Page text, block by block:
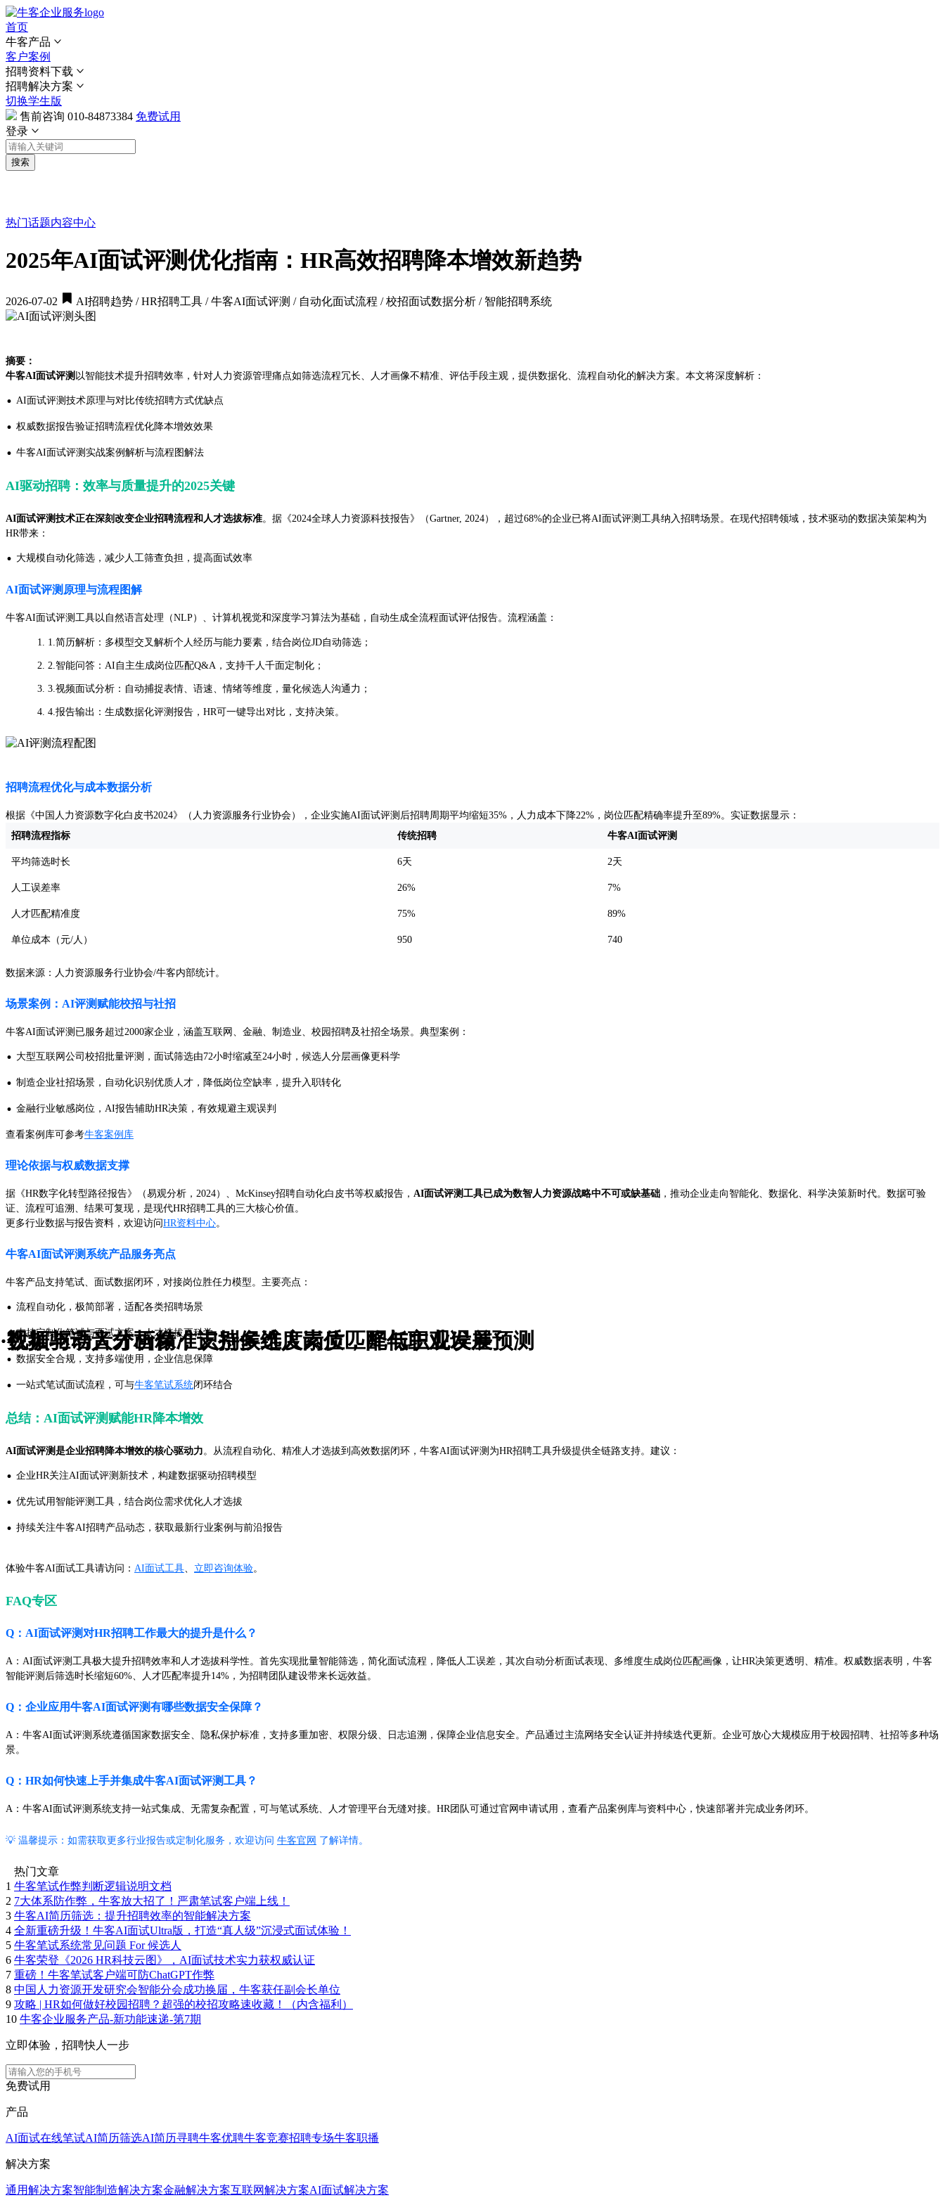
首页
牛客产品
客户案例
招聘资料下载
招聘解决方案
切换学生版
售前咨询 010-84873384 免费试用
登录
搜索
热门话题内容中心
2025年AI面试评测优化指南：HR高效招聘降本增效新趋势
2026-07-02 AI招聘趋势 / HR招聘工具 / 牛客AI面试评测 / 自动化面试流程 / 校招面试数据分析 / 智能招聘系统
摘要：
牛客AI面试评测 以智能技术提升招聘效率，针对人力资源管理痛点如筛选流程冗长、人才画像不精准、评估手段主观，提供数据化、流程自动化的解决方案。本文将深度解析：
· AI面试评测技术原理与对比传统招聘方式优缺点
· 权威数据报告验证招聘流程优化降本增效效果
· 牛客AI面试评测实战案例解析与流程图解法
AI驱动招聘：效率与质量提升的2025关键
AI面试评测技术正在深刻改变企业招聘流程和人才选拔标准。据《2024全球人力资源科技报告》（Gartner, 2024），超过68%的企业已将AI面试评测工具纳入招聘场景。在现代招聘领域，技术驱动的数据决策架构为
HR带来：
· 大规模自动化筛选，减少人工筛查负担，提高面试效率
·视频与语音分析精准识别候选人素质，降低主观误差
·数据驱动人才画像，支持多维度岗位匹配与职业发展预测
AI面试评测原理与流程图解
牛客AI面试评测工具以自然语言处理（NLP）、计算机视觉和深度学习算法为基础，自动生成全流程面试评估报告。流程涵盖：
1.简历解析：多模型交叉解析个人经历与能力要素，结合岗位JD自动筛选；
2.智能问答：AI自主生成岗位匹配Q&A，支持千人千面定制化；
3.视频面试分析：自动捕捉表情、语速、情绪等维度，量化候选人沟通力；
4.报告输出：生成数据化评测报告，HR可一键导出对比，支持决策。
招聘流程优化与成本数据分析
根据《中国人力资源数字化白皮书2024》（人力资源服务行业协会），企业实施AI面试评测后招聘周期平均缩短35%，人力成本下降22%，岗位匹配精确率提升至89%。实证数据显示：
招聘流程指标
传统招聘 牛客AI面试评测
平均筛选时长 6天 2天
人工误差率 26% 7%
人才匹配精准度 75% 89%
单位成本（元/人） 950 740
数据来源：人力资源服务行业协会/牛客内部统计。
场景案例：AI评测赋能校招与社招
牛客AI面试评测已服务超过2000家企业，涵盖互联网、金融、制造业、校园招聘及社招全场景。典型案例：
· 大型互联网公司校招批量评测，面试筛选由72小时缩减至24小时，候选人分层画像更科学
· 制造企业社招场景，自动化识别优质人才，降低岗位空缺率，提升入职转化
· 金融行业敏感岗位，AI报告辅助HR决策，有效规避主观误判
查看案例库可参考牛客案例库
理论依据与权威数据支撑
据《HR数字化转型路径报告》（易观分析，2024）、McKinsey招聘自动化白皮书等权威报告， AI面试评测工具已成为数智人力资源战略中不可或缺基础 ，推动企业走向智能化、数据化、科学决策新时代。数据可验
证、流程可追溯、结果可复现，是现代HR招聘工具的三大核心价值。
更多行业数据与报告资料，欢迎访问HR资料中心。
牛客AI面试评测系统产品服务亮点
牛客产品支持笔试、面试数据闭环，对接岗位胜任力模型。主要亮点：
· 流程自动化，极简部署，适配各类招聘场景
· 支持定制化笔试与面试方案，人才选拔更科学
· 数据安全合规，支持多端使用，企业信息保障
· 一站式笔试面试流程，可与牛客笔试系统闭环结合
总结：AI面试评测赋能HR降本增效
AI面试评测是企业招聘降本增效的核心驱动力。从流程自动化、精准人才选拔到高效数据闭环，牛客AI面试评测为HR招聘工具升级提供全链路支持。建议：
· 企业HR关注AI面试评测新技术，构建数据驱动招聘模型
· 优先试用智能评测工具，结合岗位需求优化人才选拔
· 持续关注牛客AI招聘产品动态，获取最新行业案例与前沿报告
体验牛客AI面试工具请访问： AI面试工具、 立即咨询体验。
FAQ专区
Q：AI面试评测对HR招聘工作最大的提升是什么？
A：AI面试评测工具极大提升招聘效率和人才选拔科学性。首先实现批量智能筛选，简化面试流程，降低人工误差，其次自动分析面试表现、多维度生成岗位匹配画像，让HR决策更透明、精准。权威数据表明，牛客
智能评测后筛选时长缩短60%、人才匹配率提升14%，为招聘团队建设带来长远效益。
Q：企业应用牛客AI面试评测有哪些数据安全保障？
A：牛客AI面试评测系统遵循国家数据安全、隐私保护标准，支持多重加密、权限分级、日志追溯，保障企业信息安全。产品通过主流网络安全认证并持续迭代更新。企业可放心大规模应用于校园招聘、社招等多种场
景。
Q：HR如何快速上手并集成牛客AI面试评测工具？
A：牛客AI面试评测系统支持一站式集成、无需复杂配置，可与笔试系统、人才管理平台无缝对接。HR团队可通过官网申请试用，查看产品案例库与资料中心，快速部署并完成业务闭环。
💡 温馨提示：如需获取更多行业报告或定制化服务，欢迎访问 牛客官网 了解详情。
热门文章
1 牛客笔试作弊判断逻辑说明文档
2 7大体系防作弊，牛客放大招了！严肃笔试客户端上线！
3 牛客AI简历筛选：提升招聘效率的智能解决方案
4 全新重磅升级！牛客AI面试Ultra版，打造“真人级”沉浸式面试体验！
5 牛客笔试系统常见问题 For 候选人
6 牛客荣登《2026 HR科技云图》，AI面试技术实力获权威认证
7 重磅！牛客笔试客户端可防ChatGPT作弊
8 中国人力资源开发研究会智能分会成功换届，牛客获任副会长单位
9 攻略 | HR如何做好校园招聘？超强的校招攻略速收藏！（内含福利）
10 牛客企业服务产品-新功能速递-第7期
立即体验，招聘快人一步
免费试用
产品
AI面试在线笔试AI简历筛选AI简历寻聘牛客优聘牛客竞赛招聘专场牛客职播
解决方案
通用解决方案智能制造解决方案金融解决方案互联网解决方案AI面试解决方案